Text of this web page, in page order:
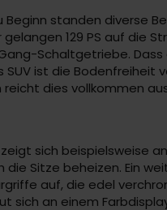
standen diverse
129 PS auf die
Schaltgetriebe.
SUV ist die
reicht dies vollkommen
sich beispielsweise
Sitze beheizen. Ein
auf, die edel
an einem